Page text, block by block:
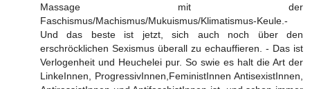
Massage mit der
Faschismus/Machismus/Mukuismus/Klimatismus-Keule.-
Und das beste ist jetzt, sich auch noch über den
erschröcklichen Sexismus überall zu echauffieren. - Das ist
Verlogenheit und Heuchelei pur. So swie es halt die Art der
LinkeInnen, ProgressivInnen,FeministInnen AntisexistInnen,